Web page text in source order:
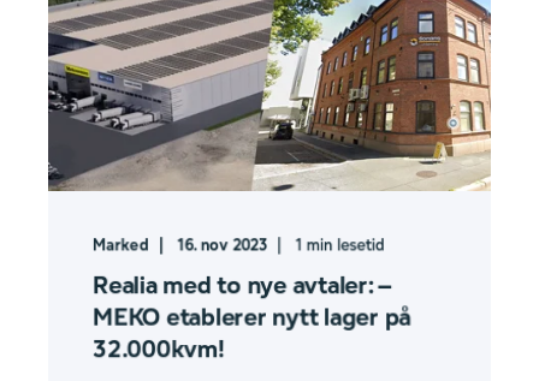
Marked 16. nov 2023 1 min lesetid
Realia med to nye avtaler: –
MEKO etablerer nytt lager på
32.000kvm!